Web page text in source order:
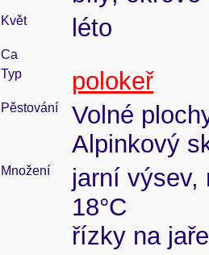
Květ léto
Ca
Typ
polokeř
Pěstování
Volné
Alpinkový
Množení
jarní výsev,
18°C
řízky na